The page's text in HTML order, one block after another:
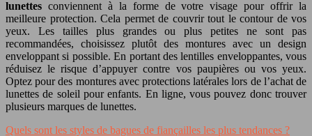
lunettes conviennent à la forme de votre visage pour offrir la
meilleure protection. Cela permet de couvrir tout le contour de vos
yeux. Les tailles plus grandes ou plus petites ne sont pas
recommandées, choisissez plutôt des montures avec un design
enveloppant si possible. En portant des lentilles enveloppantes, vous
réduisez le risque d’appuyer contre vos paupières ou vos yeux.
Optez pour des montures avec protections latérales lors de l’achat de
lunettes de soleil pour enfants. En ligne, vous pouvez donc trouver
plusieurs marques de lunettes.
Quels sont les styles de bagues de fiançailles les plus tendances ?